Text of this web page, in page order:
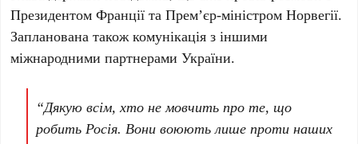
Президентом Франції та Премʼєр-міністром Норвегії.
Запланована також комунікація з іншими
міжнародними партнерамиУкраїни.
“Дякую всім, хто не мовчить про те, що
робить Росія. Вони воюють лише проти наших